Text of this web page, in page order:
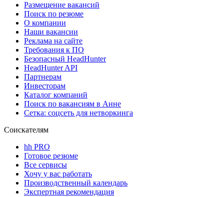
Размещение вакансий
Поиск по резюме
О компании
Наши вакансии
Реклама на сайте
Требования к ПО
Безопасный HeadHunter
HeadHunter API
Партнерам
Инвесторам
Каталог компаний
Поиск по вакансиям в Анне
Сетка: соцсеть для нетворкинга
Соискателям
hh PRO
Готовое резюме
Все сервисы
Хочу у вас работать
Производственный календарь
Экспертная рекомендация